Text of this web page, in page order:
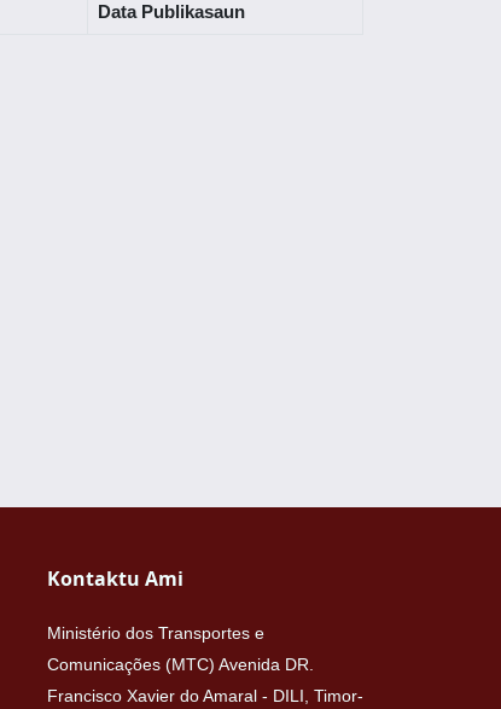
Data Publikasaun
Kontaktu Ami
Ministério dos Transportes e
Comunicações (MTC) Avenida DR.
Francisco Xavier do Amaral - DILI, Timor-